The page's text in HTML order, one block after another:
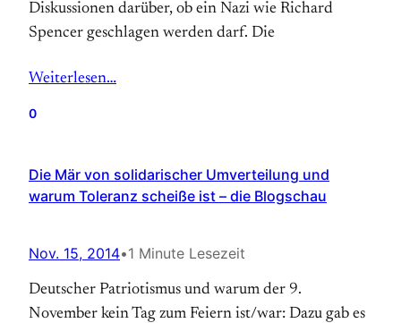
Diskussionen darüber, ob ein Nazi wie Richard
Spencer geschlagen werden darf. Die
Weiterlesen…
0
Die Mär von solidarischer Umverteilung und
warum Toleranz scheiße ist – die Blogschau
Nov. 15, 2014•1 Minute Lesezeit
Deutscher Patriotismus und warum der 9.
November kein Tag zum Feiern ist/war: Dazu gab es